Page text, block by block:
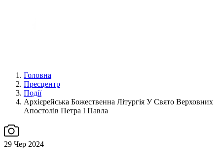
Головна
Пресцентр
Події
Архієрейська Божественна Літургія У Свято Верховних
Апостолів Петра І Павла
29 Чер 2024